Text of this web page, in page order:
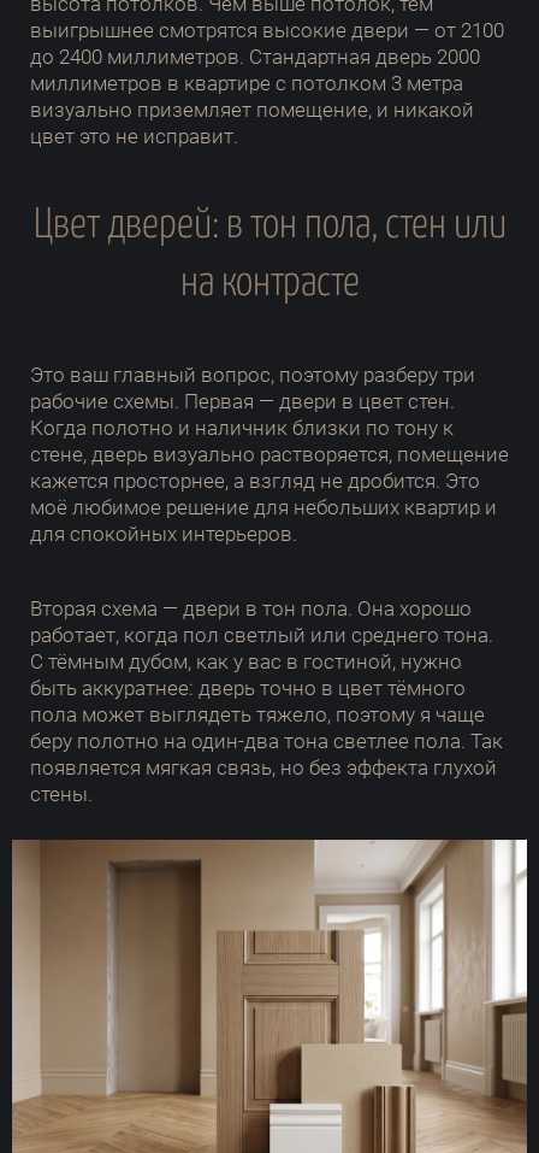
выигрышнее смотрятся высокие двери — от 2100
до 2400 миллиметров. Стандартная дверь 2000
миллиметров в квартире с потолком 3 метра
визуально приземляет помещение, и никакой
цвет это не исправит.
Цвет дверей: в тон пола, стен или
на контрасте
Это ваш главный вопрос, поэтому разберу три
рабочие схемы. Первая — двери в цвет стен.
Когда полотно и наличник близки по тону к
стене, дверь визуально растворяется, помещение
кажется просторнее, а взгляд не дробится. Это
моё любимое решение для небольших квартир и
для спокойных интерьеров.
Вторая схема — двери в тон пола. Она хорошо
работает, когда пол светлый или среднего тона.
С тёмным дубом, как у вас в гостиной, нужно
быть аккуратнее: дверь точно в цвет тёмного
пола может выглядеть тяжело, поэтому я чаще
беру полотно на один-два тона светлее пола. Так
появляется мягкая связь, но без эффекта глухой
стены.